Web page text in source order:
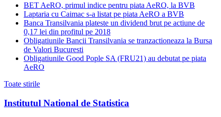
BET AeRO, primul indice pentru piata AeRO, la BVB
Laptaria cu Caimac s-a listat pe piata AeRO a BVB
Banca Transilvania plateste un dividend brut pe actiune de
0,17 lei din profitul pe 2018
Obligatiunile Bancii Transilvania se tranzactioneaza la Bursa
de Valori Bucuresti
Obligatiunile Good Pople SA (FRU21) au debutat pe piata
AeRO
Toate stirile
Institutul National de Statistica